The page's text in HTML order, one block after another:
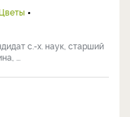
Цветы
с.-х. наук, старший
...